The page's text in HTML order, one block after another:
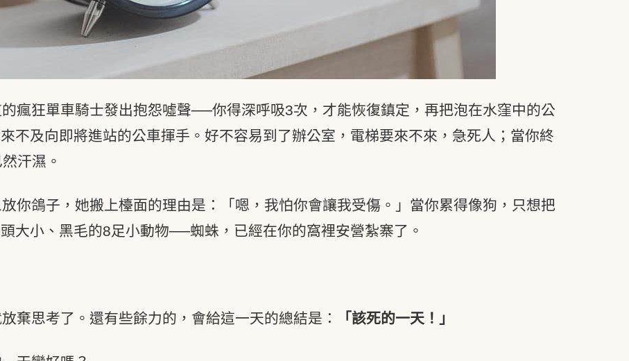
瘋狂單車騎士發出抱怨噓聲──你得深呼吸3次，才能恢復鎮定，再把泡在水窪中的公
不及向即將進站的公車揮手。好不容易到了辦公室，電梯要來不來，急死人；當你終
汗濕。
你鴿子，她搬上檯面的理由是：「嗯，我怕你會讓我受傷。」當你累得像狗，只想把
大小、黑毛的8足小動物──蜘蛛，已經在你的窩裡安營紮寨了。
棄思考了。還有些餘力的，會給這一天的總結是： 「該死的一天！」